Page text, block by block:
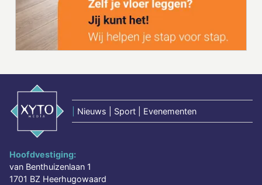
Nieuws | Sport | Evenementen
Hoofdvestiging:
van Benthuizenlaan 1
1701 BZ Heerhugowaard